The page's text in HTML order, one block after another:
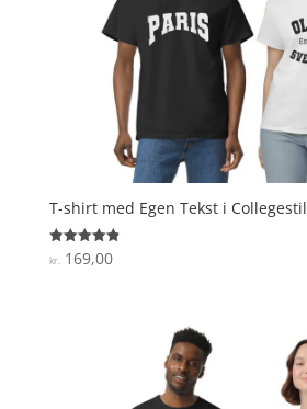
T-shirt med Egen Tekst i Collegestil
Vurderet
4.9
kr. 169,00